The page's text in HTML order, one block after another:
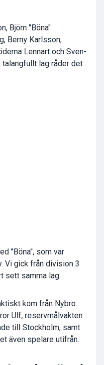
Björn "Böna"
Berny Karlsson,
Lennart och Sven-
talangfullt lag råder det
"Böna", som var
Vi gick från division 3
sett samma lag.
kom från Nybro.
Ulf, reservmålvakten
till Stockholm, samt
även spelare utifrån.